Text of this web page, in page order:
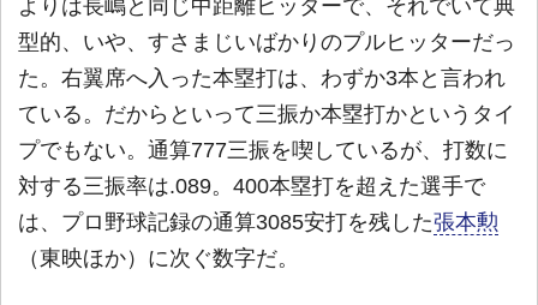
よりは長嶋と同じ中距離ヒッターで、それでいて典
型的、いや、すさまじいばかりのプルヒッターだっ
た。右翼席へ入った本塁打は、わずか3本と言われ
ている。だからといって三振か本塁打かというタイ
プでもない。通算777三振を喫しているが、打数に
対する三振率は.089。400本塁打を超えた選手で
は、プロ野球記録の通算3085安打を残した張本勲
（東映ほか）に次ぐ数字だ。